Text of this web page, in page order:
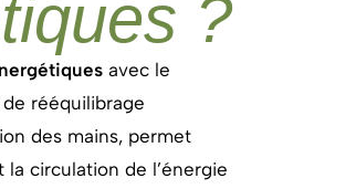
?
avec le
rééquilibrage
des mains, permet
la circulation de l’énergie